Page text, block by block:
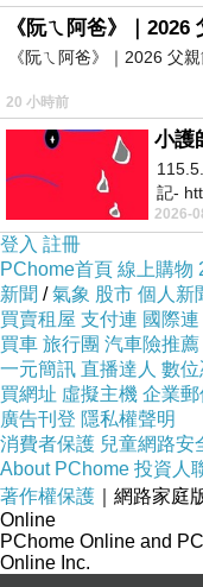
如果有興趣到這
以下是 名古屋
Hotel Nagoya)
看看喔!
PS.若您家裡有
費《迪士尼美語
↓↓↓限量特優價格
《阮ㄟ阿爸》｜
《阮ㄟ阿爸》｜2026 父
20 小時前
小護
記-
2026-
登入 註冊
PChome首頁 線上購物
新聞 /氣象 股市 個人新
買賣租屋 支付連 國際連
買車 旅行團 汽車險推薦
一元簡訊 直播達人 數位
買網址 虛擬主機 企業郵
廣告刊登 隱私權聲明
消費者保護 兒童網路安
About PChome 投資人
著作權保護 ｜網路家庭
Online
PChome Online and
Online Inc.